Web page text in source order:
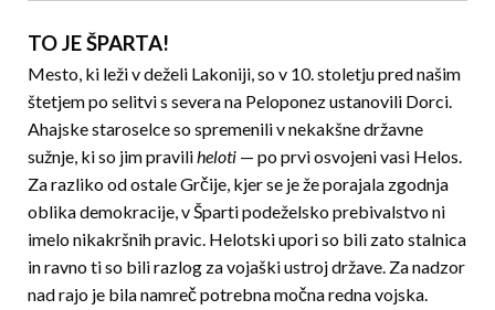
TO JE ŠPARTA!
Mesto, ki leži v deželi Lakoniji, so v 10. stoletju pred našim
štetjem po selitvi s severa na Peloponez ustanovili Dorci.
Ahajske staroselce so spremenili v nekakšne državne
sužnje, ki so jim praviliheloti — po prvi osvojeni vasi Helos.
Za razliko od ostale Grčije, kjer se je že porajala zgodnja
oblika demokracije, v Šparti podeželsko prebivalstvo ni
imelo nikakršnih pravic. Helotski upori so bili zato stalnica
in ravno ti so bili razlog za vojaški ustroj države. Za nadzor
nad rajo je bila namreč potrebna močna redna vojska.